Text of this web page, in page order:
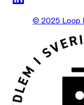
© 2025 Loop